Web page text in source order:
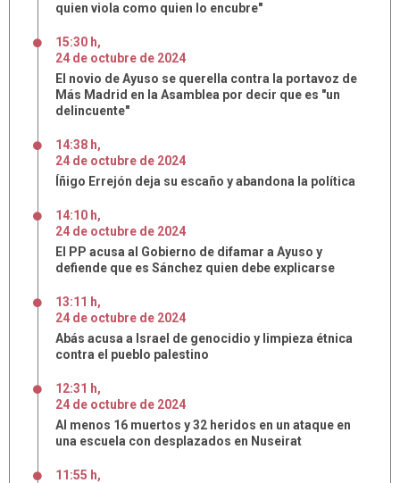
quien viola como quien lo encubre"
15:30 h,
24 de octubre de 2024
El novio de Ayuso se querella contra la portavoz de
Más Madrid en la Asamblea por decir que es "un
delincuente"
14:38 h,
24 de octubre de 2024
Íñigo Errejón deja su escaño y abandona la política
14:10 h,
24 de octubre de 2024
El PP acusa al Gobierno de difamar a Ayuso y
defiende que es Sánchez quien debe explicarse
13:11 h,
24 de octubre de 2024
Abás acusa a Israel de genocidio y limpieza étnica
contra el pueblo palestino
12:31 h,
24 de octubre de 2024
Al menos 16 muertos y 32 heridos en un ataque en
una escuela con desplazados en Nuseirat
11:55 h,